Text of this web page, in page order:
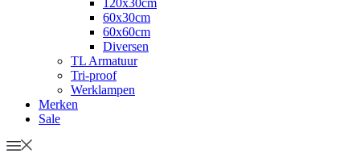
120x30cm
60x30cm
60x60cm
Diversen
TL Armatuur
Tri-proof
Werklampen
Merken
Sale